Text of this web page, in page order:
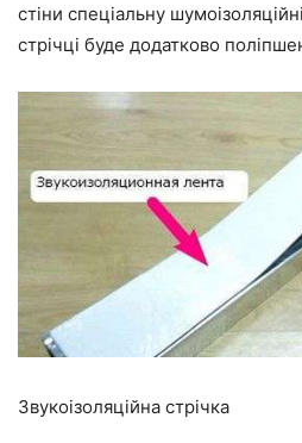
стіни спеціальну
стрічці буде додатково
Звукоізоляційна стрічка